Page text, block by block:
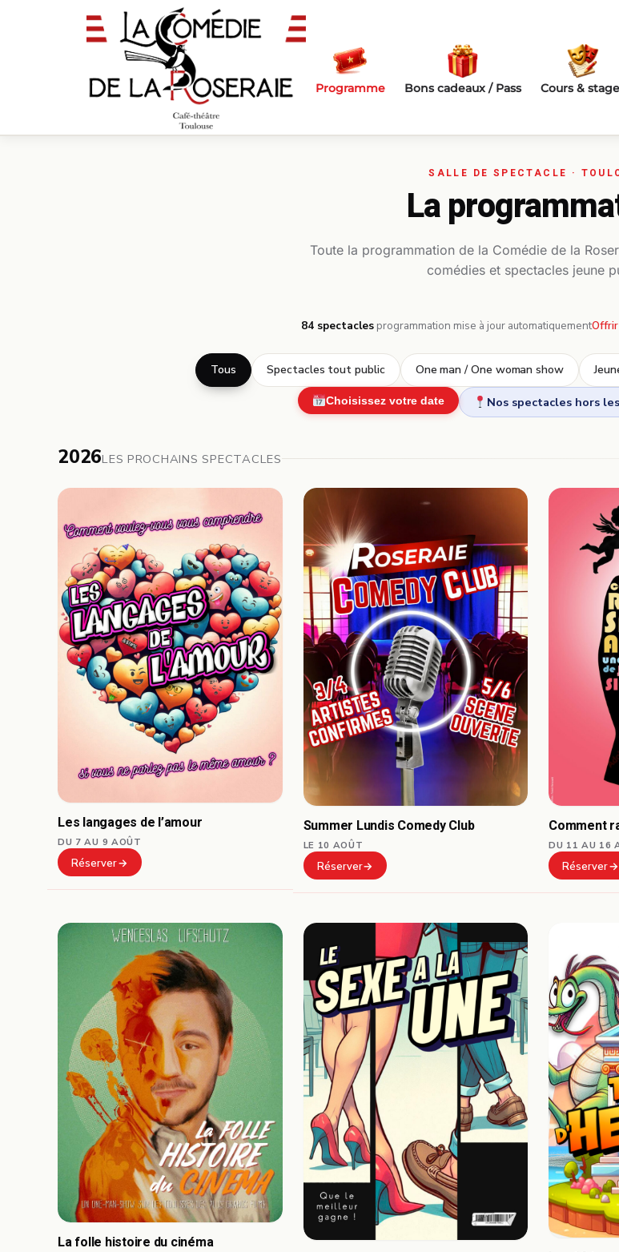
Passer au contenu principal
Programme Bons cadeaux / Pass Cours &
La
Toute la programmation de la Comédie de la
comédies et spectacles jeune
84 spectacles· programmation mise à jour automatiquementOffrir
Tous Spectacles tout public One man / One woman show
Choisissez votre date Nos spectacles hors
2026LES PROCHAINS SPECTACLES
Les langages de l’amour
DU 7 AU 9 AOÛT
Réserver
Summer Lundis Comedy Club
LE 10 AOÛT
Réserver
Comment
DU 11 AU 16
Réserver
La folle histoire du cinéma